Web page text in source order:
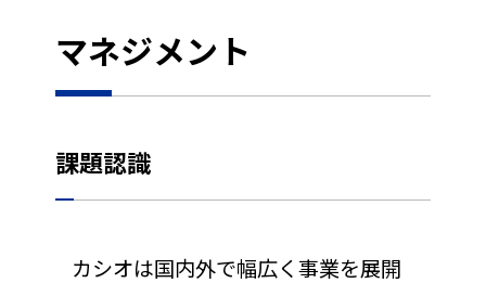
マネジメント
課題認識
カシオは国内外で幅広く事業を展開